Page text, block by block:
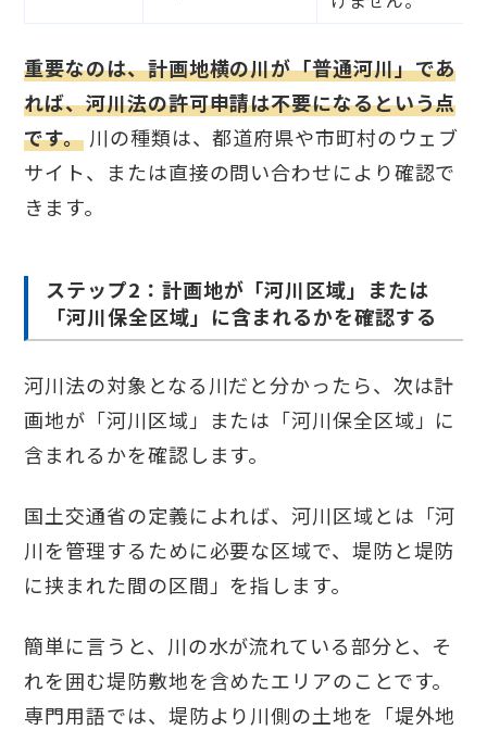
重要なのは、計画地横の川が「普通河川」であ
れば、河川法の許可申請は不要になるという点
です。 川の種類は、都道府県や市町村のウェブ
サイト、または直接の問い合わせにより確認で
きます。
ステップ2：計画地が「河川区域」または
「河川保全区域」に含まれるかを確認する
河川法の対象となる川だと分かったら、次は計
画地が「河川区域」または「河川保全区域」に
含まれるかを確認します。
国土交通省の定義によれば、河川区域とは「河
川を管理するために必要な区域で、堤防と堤防
に挟まれた間の区間」を指します。
簡単に言うと、川の水が流れている部分と、そ
れを囲む堤防敷地を含めたエリアのことです。
専門用語では、堤防より川側の土地を「堤外地